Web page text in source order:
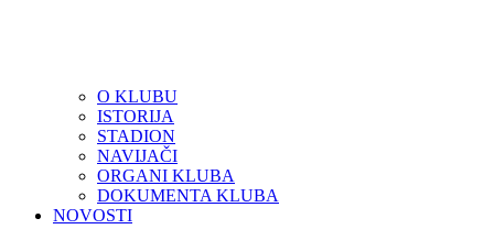
O KLUBU
ISTORIJA
STADION
NAVIJAČI
ORGANI KLUBA
DOKUMENTA KLUBA
NOVOSTI